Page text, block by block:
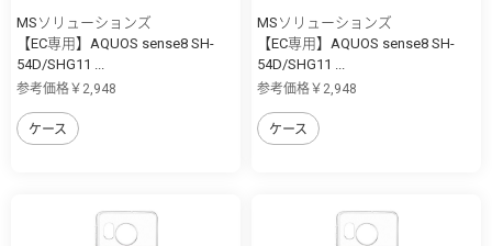
MSソリューションズ
【EC専用】AQUOS sense8 SH-
54D/SHG11 ...
参考価格￥2,948
ケース
MSソリューションズ
【EC専用】AQUOS sense8 SH-
54D/SHG11 ...
参考価格￥2,948
ケース